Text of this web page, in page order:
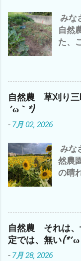
化で
の代
果が
り
何の
結果
って
意味
っぱ
験 は
^^;
かに
気づ
分で
ゃん
ン・
｀*)
熱
りま
みな
自然
た、
ゃ
は
も 雲
雨明
エビ
の草
予
わけ
も
にご
う〜
自然農 草刈り
´ω｀*)
- 7月 02, 2026
みな
然農
の晴
リ
は
｀*)
で、
自然農 それは、
定では、無い
- 7月 28, 2026